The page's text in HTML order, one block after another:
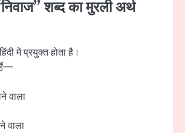
शब्द का मुरली अर्थ
में प्रयुक्त होता है।
हैं—
वाला
वाला